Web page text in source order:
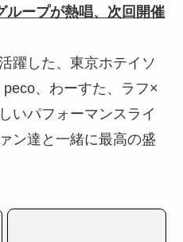
ループが熱唱、次回開催
躍した、東京ホテイソ
、わーすた、ラフ×
いパフォーマンスライ
ン達と一緒に最高の盛